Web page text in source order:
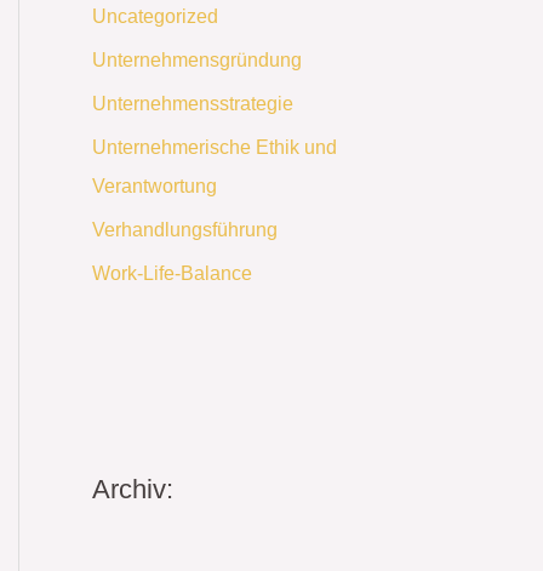
Uncategorized
Unternehmensgründung
Unternehmensstrategie
Unternehmerische Ethik und
Verantwortung
Verhandlungsführung
Work-Life-Balance
Archiv: